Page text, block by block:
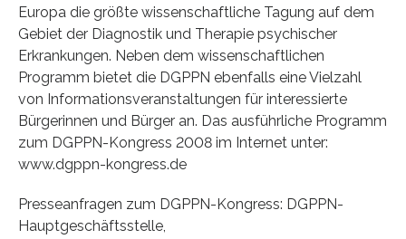
Europa die größte wissenschaftliche Tagung auf dem
Gebiet der Diagnostik und Therapie psychischer
Erkrankungen. Neben dem wissenschaftlichen
Programm bietet die DGPPN ebenfalls eine Vielzahl
von Informationsveranstaltungen für interessierte
Bürgerinnen und Bürger an. Das ausführliche Programm
zum DGPPN-Kongress 2008 im Internet unter:
www.dgppn-kongress.de
Presseanfragen zum DGPPN-Kongress: DGPPN-
Hauptgeschäftsstelle,